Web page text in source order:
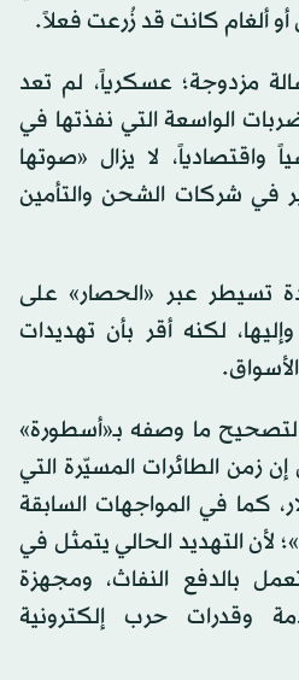
ألغام كانت قد زُرعت فعلاً.
مزدوجة؛ عسكرياً، لم تعد
الواسعة التي نفذتها في
واقتصادياً، لا يزال «صوتها
في شركات الشحن والتأمين
تسيطر عبر «الحصار» على
لكنه أقر بأن تهديدات
ما وصفه بـ«أسطورة»
زمن الطائرات المسيّرة التي
35 ألف دولار، كما في المواجهات السابقة
لأن التهديد الحالي يتمثل في
بالدفع النفاث، ومجهزة
وقدرات حرب إلكترونية